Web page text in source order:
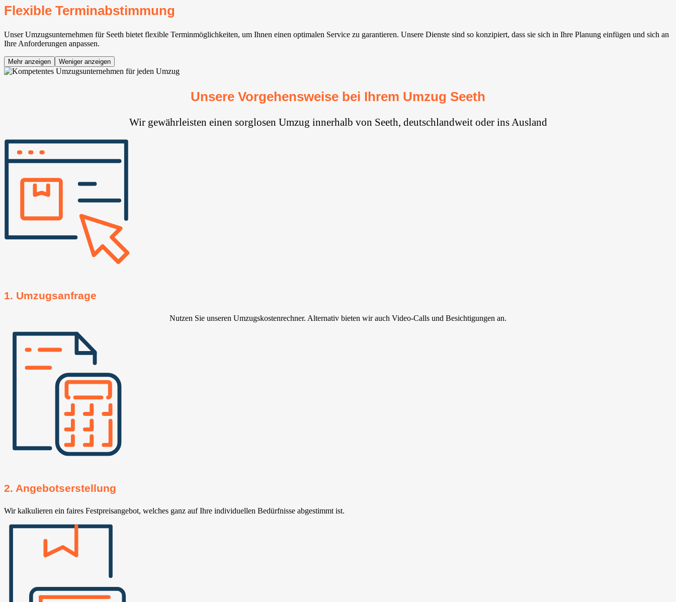
Flexible Terminabstimmung
Unser Umzugsunternehmen für Seeth bietet flexible Terminmöglichkeiten, um Ihnen einen optimalen Service zu garantieren. Unsere Dienste sind so konzipiert, dass sie sich in Ihre Planung einfügen und sich an
Ihre Anforderungen anpassen.
Mehr anzeigen Weniger anzeigen
Unsere Vorgehensweise bei Ihrem Umzug Seeth
Wir gewährleisten einen sorglosen Umzug innerhalb von Seeth, deutschlandweit oder ins Ausland
1. Umzugsanfrage
Nutzen Sie unseren Umzugskostenrechner. Alternativ bieten wir auch Video-Calls und Besichtigungen an.
2. Angebotserstellung
Wir kalkulieren ein faires Festpreisangebot, welches ganz auf Ihre individuellen Bedürfnisse abgestimmt ist.